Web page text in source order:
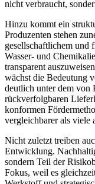
nicht verbraucht,
Hinzu kommt ein
Produzenten stehen
gesellschaftlichem und
Wasser- und
transparent
wächst die Bedeutung
deutlich unter dem von
rückverfolgbaren
konformen
vergleichbarer als viele
Nicht zuletzt treiben
Entwicklung.
sondern Teil der
Fokus, weil es